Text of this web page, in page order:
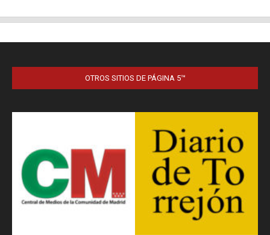
OTROS SITIOS DE PÁGINA 5™